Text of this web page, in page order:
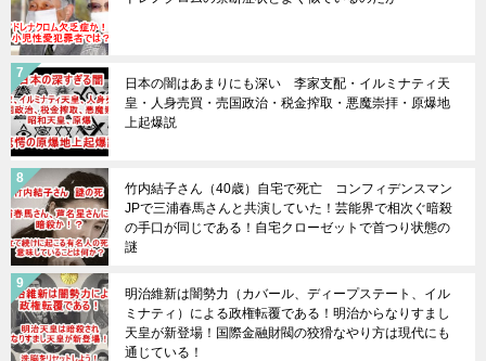
日本の闇はあまりにも深い 李家支配・イルミナティ天
皇・人身売買・売国政治・税金搾取・悪魔崇拝・原爆地
上起爆説
竹内結子さん（40歳）自宅で死亡 コンフィデンスマン
JPで三浦春馬さんと共演していた！芸能界で相次ぐ暗殺
の手口が同じである！自宅クローゼットで首つり状態の
謎
明治維新は闇勢力（カバール、ディープステート、イル
ミナティ）による政権転覆である！明治からなりすまし
天皇が新登場！国際金融財閥の狡猾なやり方は現代にも
通じている！